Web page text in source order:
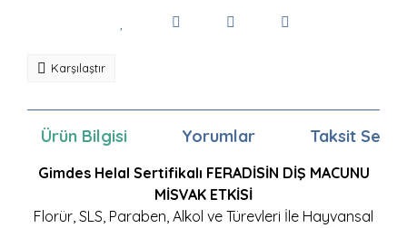
Karşılaştır
Ürün Bilgisi Yorumlar Taksit
Gimdes Helal Sertifikalı FERADİSİN DİŞ MACUNU
MİSVAK ETKİSİ
Florür, SLS, Paraben, Alkol ve Türevleri İle Hayvansal